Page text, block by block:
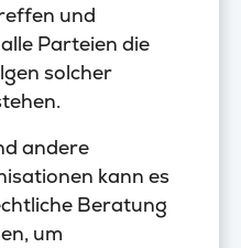
und
Parteien die
solcher
andere
kann es
Beratung
um